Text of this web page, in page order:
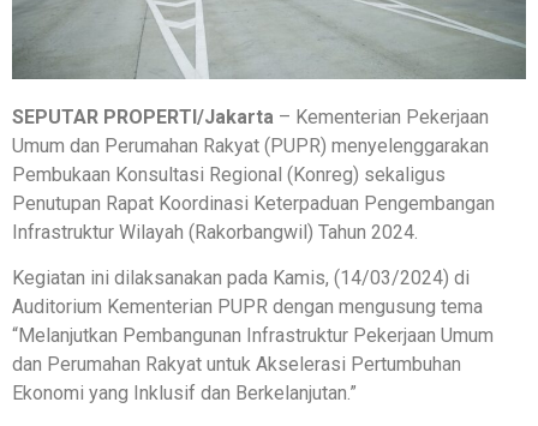
SEPUTAR PROPERTI/Jakarta – Kementerian Pekerjaan
Umum dan Perumahan Rakyat (PUPR) menyelenggarakan
Pembukaan Konsultasi Regional (Konreg) sekaligus
Penutupan Rapat Koordinasi Keterpaduan Pengembangan
Infrastruktur Wilayah (Rakorbangwil) Tahun 2024.
Kegiatan ini dilaksanakan pada Kamis, (14/03/2024) di
Auditorium Kementerian PUPR dengan mengusung tema
“Melanjutkan Pembangunan Infrastruktur Pekerjaan Umum
dan Perumahan Rakyat untuk Akselerasi Pertumbuhan
Ekonomi yang Inklusif dan Berkelanjutan.”